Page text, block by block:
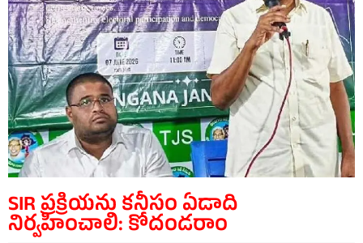
SIR ప్రక్రియను కనీసం ఏడాది
నిర్వహించాలి: కోదండరాం